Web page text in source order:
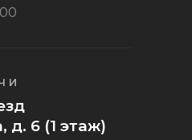
д. 6 (1 этаж)